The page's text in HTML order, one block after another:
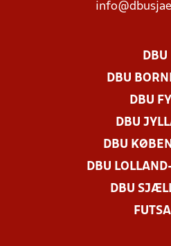
DBU
DBU
DBU
DBU
DBU
DBU
DBU